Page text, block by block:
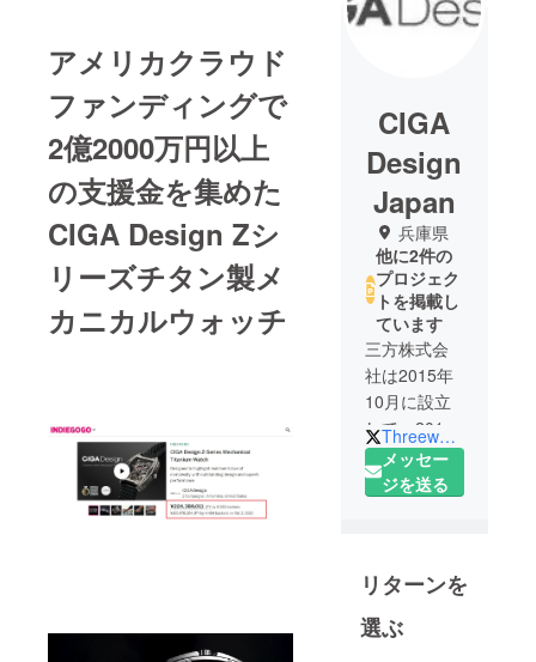
アメリカクラウド
ファンディングで
2億2000万円以上
の支援金を集めた
CIGA Design Zシ
リーズチタン製メ
カニカルウォッチ
CIGA
Design
Japan
兵庫県
他に2件の
プロジェク
トを掲載し
ています
三方株式会
社は2015年
10月に設立
して、2019
年に ブラ
ンド CIGA
た。
CIGA Design
は2013年創
Threewa66643903
メッセー
ジを送る
リターンを
選ぶ